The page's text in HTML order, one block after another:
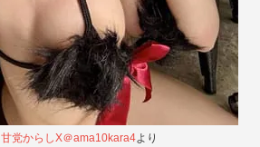
甘党からしX＠ama10kara4より